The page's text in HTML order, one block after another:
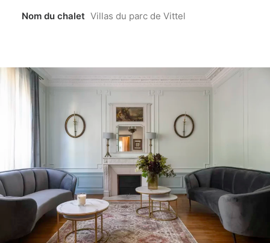
ARCHITECTURE
COMMERCIAL
PHOTOGRAPHIE OUTDOOR
AUTRES SERVICES
BLOG
RÉFÉRENCES
QUI SUIS-JE
CONTACT
Nom du chalet Villas du parc de Vittel